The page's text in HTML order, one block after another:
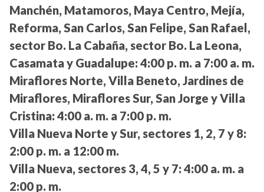
Manchén, Matamoros, Maya Centro, Mejía,
Reforma, San Carlos, San Felipe, San Rafael,
sector Bo. La Cabaña, sector Bo. La Leona,
Casamata y Guadalupe: 4:00 p. m. a 7:00 a. m.
Miraflores Norte, Villa Beneto, Jardines de
Miraflores, Miraflores Sur, San Jorge y Villa
Cristina: 4:00 a. m. a 7:00 p. m.
Villa Nueva Norte y Sur, sectores 1, 2, 7 y 8:
2:00 p. m. a 12:00 m.
Villa Nueva, sectores 3, 4, 5 y 7: 4:00 a. m. a
2:00 p. m.